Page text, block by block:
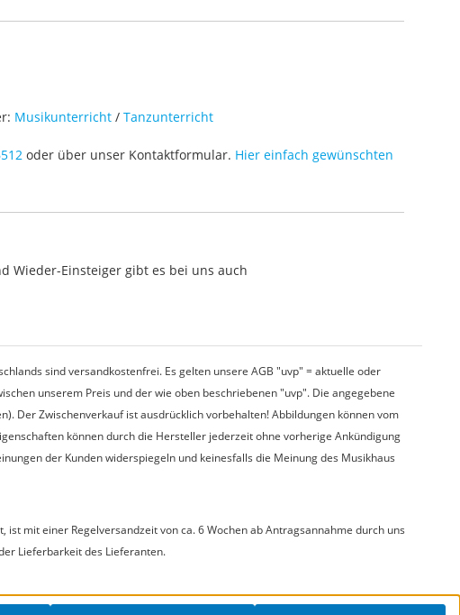
Musikunterricht / Tanzunterricht
oder über unser Kontaktformular. Hier einfach gewünschten
Wieder-Einsteiger gibt es bei uns auch
sind versandkostenfrei. Es gelten unsere AGB "uvp" = aktuelle oder
unserem Preis und der wie oben beschriebenen "uvp". Die angegebene
Der Zwischenverkauf ist ausdrücklich vorbehalten! Abbildungen können vom
können durch die Hersteller jederzeit ohne vorherige Ankündigung
der Kunden widerspiegeln und keinesfalls die Meinung des Musikhaus
mit einer Regelversandzeit von ca. 6 Wochen ab Antragsannahme durch uns
Lieferbarkeit des Lieferanten.